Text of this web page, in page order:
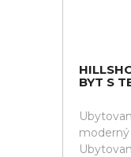
BYT S
moderný